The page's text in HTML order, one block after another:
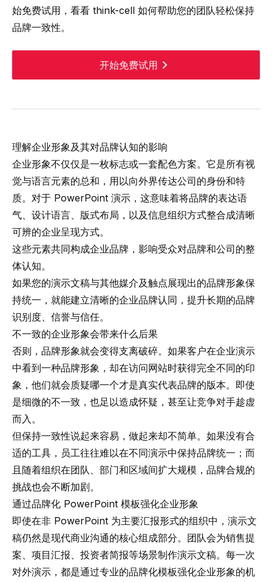
始免费试用，看看 think-cell 如何帮助您的团队轻松保持
品牌一致性。
开始免费试用
理解企业形象及其对品牌认知的影响
企业形象不仅仅是一枚标志或一套配色方案。它是所有视
觉与语言元素的总和，用以向外界传达公司的身份和特
质。对于 PowerPoint 演示，这意味着将品牌的表达语
气、设计语言、版式布局，以及信息组织方式整合成清晰
可辨的企业呈现方式。
这些元素共同构成企业品牌，影响受众对品牌和公司的整
体认知。
如果您的演示文稿与其他媒介及触点展现出的品牌形象保
持统一，就能建立清晰的企业品牌认同，提升长期的品牌
识别度、信誉与信任。
不一致的企业形象会带来什么后果
否则，品牌形象就会变得支离破碎。如果客户在企业演示
中看到一种品牌形象，却在访问网站时获得完全不同的印
象，他们就会质疑哪一个才是真实代表品牌的版本。即使
是细微的不一致，也足以造成怀疑，甚至让竞争对手趁虚
而入。
但保持一致性说起来容易，做起来却不简单。如果没有合
适的工具，员工往往难以在不同演示中保持品牌统一；而
且随着组织在团队、部门和区域间扩大规模，品牌合规的
挑战也会不断加剧。
通过品牌化 PowerPoint 模板强化企业形象
即使在非 PowerPoint 为主要汇报形式的组织中，演示文
稿仍然是现代商业沟通的核心组成部分。团队会为销售提
案、项目汇报、投资者简报等场景制作演示文稿。每一次
对外演示，都是通过专业的品牌化模板强化企业形象的机